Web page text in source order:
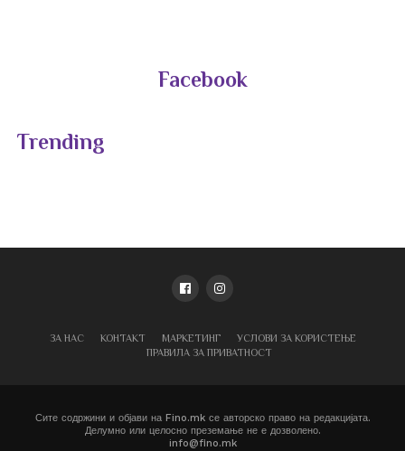
Facebook
Trending
ЗА НАС КОНТАКТ МАРКЕТИНГ
УСЛОВИ ЗА КОРИСТЕЊЕ
ПРАВИЛА ЗА ПРИВАТНОСТ
Сите содржини и објави на Fino.mk се авторско право на редакцијата.
Делумно или целосно преземање не е дозволено.
info@fino.mk